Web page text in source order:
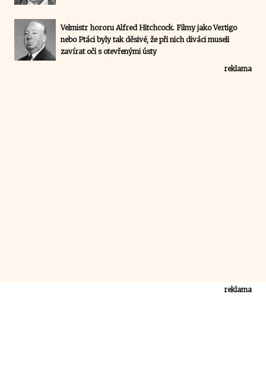
Velmistr hororu Alfred Hitchcock. Filmy jako Vertigo
nebo Ptáci byly tak děsivé, že při nich diváci museli
zavírat oči s otevřenými ústy
reklama
reklama